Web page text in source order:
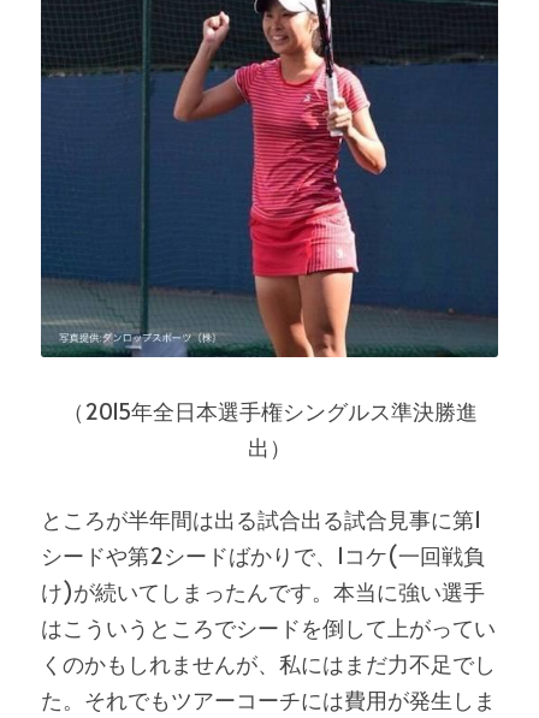
（2015年全日本選手権シングルス準決勝進
出）
ところが半年間は出る試合出る試合見事に第1
シードや第2シードばかりで、1コケ(一回戦負
け)が続いてしまったんです。本当に強い選手
はこういうところでシードを倒して上がってい
くのかもしれませんが、私にはまだ力不足でし
た。それでもツアーコーチには費用が発生しま